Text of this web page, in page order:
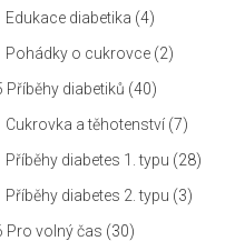
Edukace diabetika (4)
Pohádky o cukrovce (2)
Příběhy diabetiků (40)
Cukrovka a těhotenství (7)
Příběhy diabetes 1. typu (28)
Příběhy diabetes 2. typu (3)
Pro volný čas (30)